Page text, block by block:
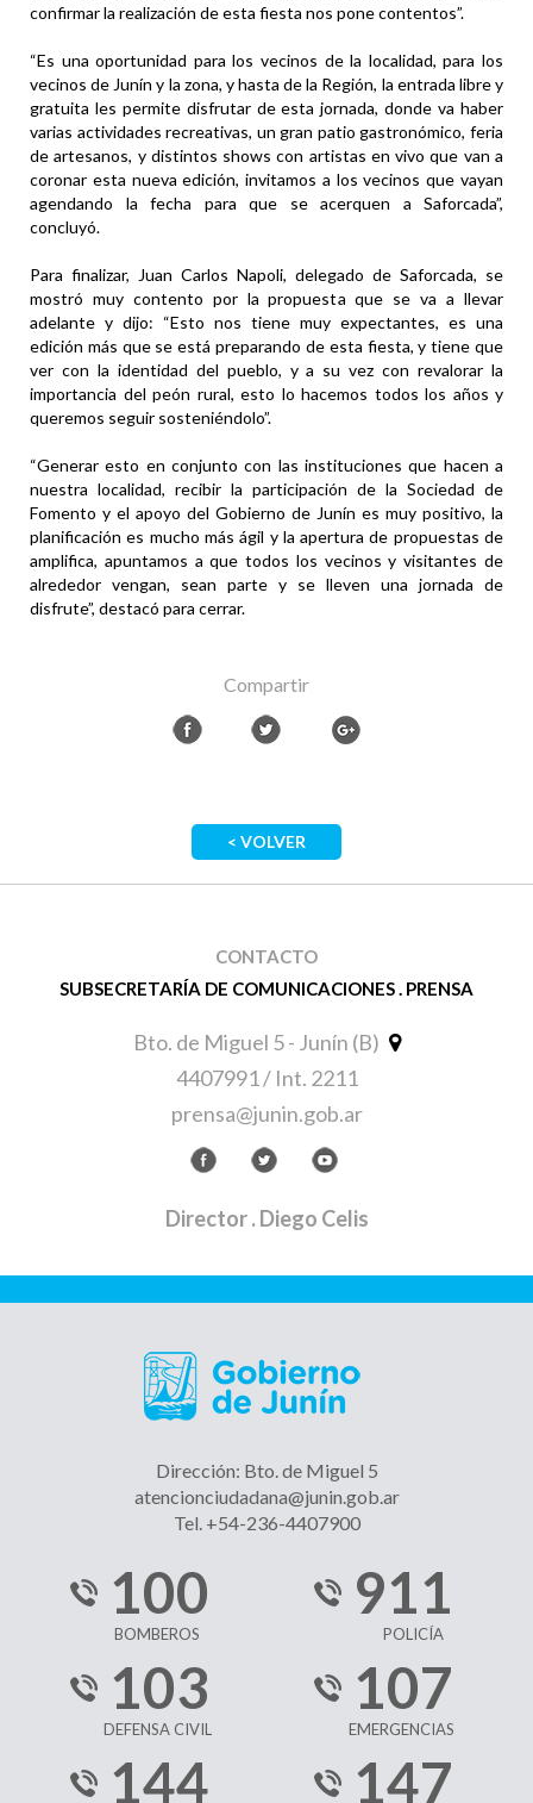
confirmar la realización de esta fiesta nos pone contentos”.
“Es una oportunidad para los vecinos de la localidad, para los
vecinos de Junín y la zona, y hasta de la Región, la entrada libre y
gratuita les permite disfrutar de esta jornada, donde va haber
varias actividades recreativas, un gran patio gastronómico, feria
de artesanos, y distintos shows con artistas en vivo que van a
coronar esta nueva edición, invitamos a los vecinos que vayan
agendando la fecha para que se acerquen a Saforcada”,
concluyó.
Para finalizar, Juan Carlos Napoli, delegado de Saforcada, se
mostró muy contento por la propuesta que se va a llevar
adelante y dijo: “Esto nos tiene muy expectantes, es una
edición más que se está preparando de esta fiesta, y tiene que
ver con la identidad del pueblo, y a su vez con revalorar la
importancia del peón rural, esto lo hacemos todos los años y
queremos seguir sosteniéndolo”.
“Generar esto en conjunto con las instituciones que hacen a
nuestra localidad, recibir la participación de la Sociedad de
Fomento y el apoyo del Gobierno de Junín es muy positivo, la
planificación es mucho más ágil y la apertura de propuestas de
amplifica, apuntamos a que todos los vecinos y visitantes de
alrededor vengan, sean parte y se lleven una jornada de
disfrute”, destacó para cerrar.
Compartir
< VOLVER
CONTACTO
SUBSECRETARÍA DE COMUNICACIONES . PRENSA
Bto. de Miguel 5 - Junín (B)
4407991 / Int. 2211
prensa@junin.gob.ar
Director. Diego Celis
Dirección: Bto. de Miguel 5
atencionciudadana@junin.gob.ar
Tel. +54-236-4407900
100
BOMBEROS
911
POLICÍA
103
DEFENSA CIVIL
107
EMERGENCIAS
144 147